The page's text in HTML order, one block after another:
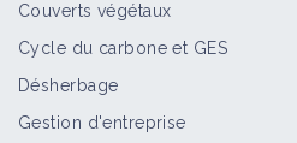
Couverts végétaux
Cycle du carbone et GES
Désherbage
Gestion d'entreprise